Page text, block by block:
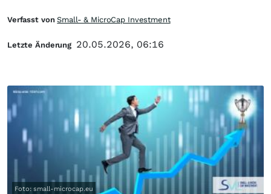
Foto: small-microcap.eu
Verfasst vonSmall- & MicroCap Investment
Letzte Änderung 20.05.2026, 06:16